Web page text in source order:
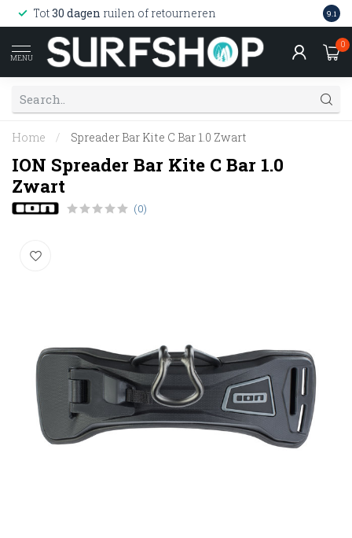
Tot30 dagen ruilen of retourneren 9.1
MENU
0
Home / Spreader Bar Kite C Bar 1.0 Zwart
ION Spreader Bar Kite C Bar 1.0
Zwart
(0)